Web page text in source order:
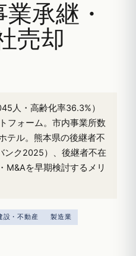
承継・
売却
人・高齢化率36.3%）
フォーム。市内事業所数
テル。熊本県の後継者不
ンク2025）、後継者不在
M&Aを早期検討するメリ
設・不動産 製造業